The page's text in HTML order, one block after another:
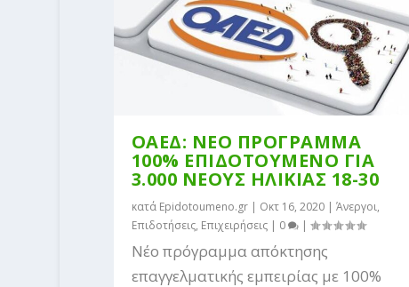
ΟΑΕΔ: ΝΕΟ ΠΡΟΓΡΑΜΜΑ
100% ΕΠΙΔΟΤΟΥΜΕΝΟ ΓΙΑ
3.000 ΝΕΟΥΣ ΗΛΙΚΙΑΣ 18-30
κατά Epidotoumeno.gr| Οκτ 16, 2020| Άνεργοι,
Επιδοτήσεις, Επιχειρήσεις| 0 |
Νέο πρόγραμμα απόκτησης
επαγγελματικής εμπειρίας με 100%